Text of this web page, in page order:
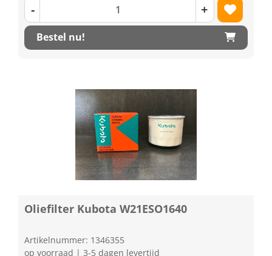
- +
Bestel nu!
Oliefilter Kubota W21ESO1640
Artikelnummer: 1346355
op voorraad | 3-5 dagen levertijd